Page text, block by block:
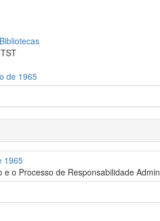
TST
de 1965
1965
o Processo de Responsabilidade